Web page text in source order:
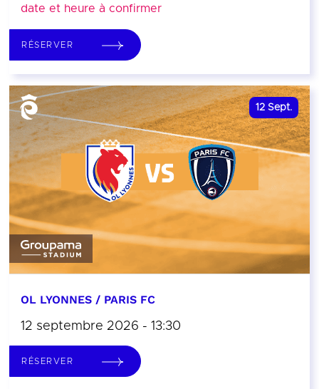
date et heure à confirmer
RÉSERVER
12 Sept.
OL LYONNES / PARIS FC
12 septembre 2026 - 13:30
RÉSERVER